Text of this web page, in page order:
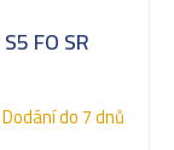
FO SR
Dodání do 7 dnů